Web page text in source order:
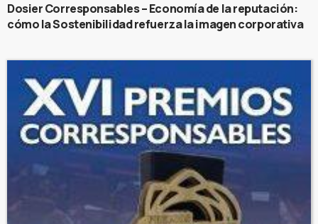
Dosier Corresponsables – Economía de la reputación:
cómo la Sostenibilidad refuerza la imagen corporativa